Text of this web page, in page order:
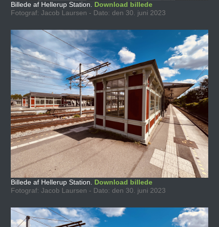
Billede af Hellerup Station. Download billede
Fotograf: Jacob Laursen - Dato: den 30. juni 2023
Billede af Hellerup Station. Download billede
Fotograf: Jacob Laursen - Dato: den 30. juni 2023